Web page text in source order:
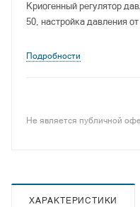
Криогенный регулятор
50, настройка давления
Подробности
Не является публичной
ХАРАКТЕРИСТИКИ